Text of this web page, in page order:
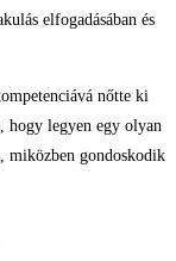
elfogadásában és
nőtte ki
hogy legyen egy olyan
miközben gondoskodik